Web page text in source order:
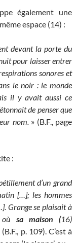
également une
espace (14) :
devant la porte du
pour laisser entrer
sonores et
le noir : le monde
il y avait aussi ce
de penser que
nom.» (B.F., page
:
d’un grand
[…]; les hommes
Grange se plaisait à
où sa maison (16)
(B.F., p. 109). C’est à